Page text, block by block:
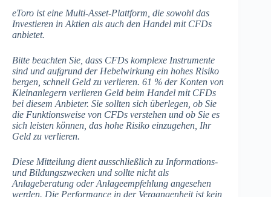
eToro ist eine Multi-Asset-Plattform, die sowohl das
Investieren in Aktien als auch den Handel mit CFDs
anbietet.
Bitte beachten Sie, dass CFDs komplexe Instrumente
sind und aufgrund der Hebelwirkung ein hohes Risiko
bergen, schnell Geld zu verlieren. 61 % der Konten von
Kleinanlegern verlieren Geld beim Handel mit CFDs
bei diesem Anbieter. Sie sollten sich überlegen, ob Sie
die Funktionsweise von CFDs verstehen und ob Sie es
sich leisten können, das hohe Risiko einzugehen, Ihr
Geld zu verlieren.
Diese Mitteilung dient ausschließlich zu Informations-
und Bildungszwecken und sollte nicht als
Anlageberatung oder Anlageempfehlung angesehen
werden. Die Performance in der Vergangenheit ist kein